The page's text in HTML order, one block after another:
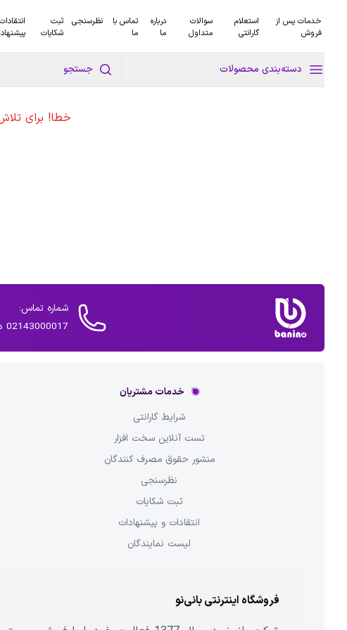
خدمات پس از
فروش
استعلام
گارانتی
سوالات
متداول
درباره
ما
تماس با
ما
نظرسنجی
ثبت
شکایات
دسته‌بندی محصولات جستجو
خطا! برای
شماره تماس:
02143000017 داخلی 2
خدمات مشتریان
شرایط گارانتی
تست آنلاین سخت افزار
منشور حقوق مصرف کنندگان
نظرسنجی
ثبت شکایات
انتقادات و پیشنهادات
لیست نمایندگان
فروشگاه اینترنتی بانی‌نو